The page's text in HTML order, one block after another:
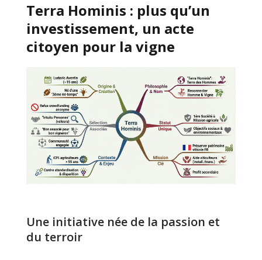
Terra Hominis : plus qu’un
investissement, un acte
citoyen pour la vigne
Une initiative née de la passion et
du terroir